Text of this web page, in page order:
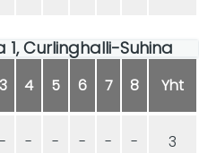
1, Curlinghalli-Suhina
3 4 5 6 7 8 Yht
- - - - - - 3